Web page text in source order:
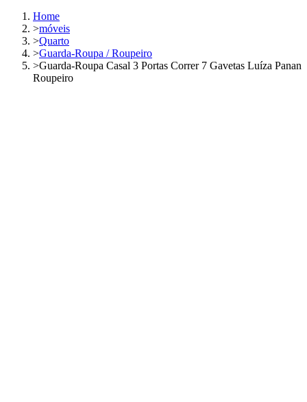
Home
>móveis
>Quarto
>Guarda-Roupa / Roupeiro
>Guarda-Roupa Casal 3 Portas Correr 7 Gavetas Luíza Panan
Roupeiro